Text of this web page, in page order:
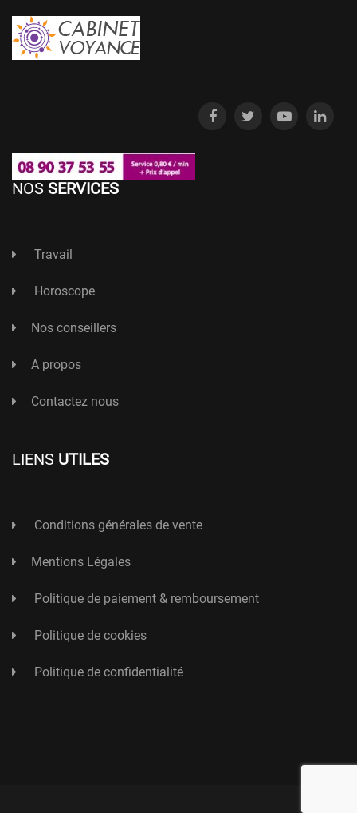
NOS SERVICES
Travail
Horoscope
Nos conseillers
A propos
Contactez nous
LIENS UTILES
Conditions générales de vente
Mentions Légales
Politique de paiement & remboursement
Politique de cookies
Politique de confidentialité